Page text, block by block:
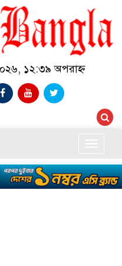
১২:৩৯ অপরাহ্ন